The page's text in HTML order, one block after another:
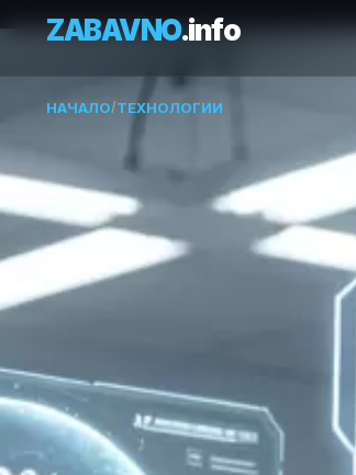
ZABAVNO.info
НАЧАЛО/ТЕХНОЛОГИИ